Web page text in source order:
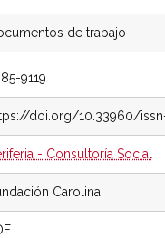
de trabajo
9119
doi.org/10.33960/issn-
- Consultoría Social
Carolina